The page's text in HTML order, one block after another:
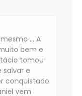
... A
bem e
tomou
e
conquistado
vem